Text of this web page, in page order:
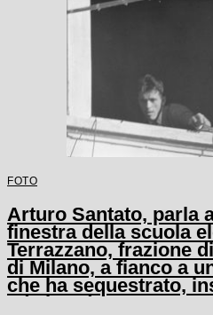
FOTO
Arturo Santato, parla
finestra della scuola
Terrazzano, frazione
di Milano, a fianco a
che ha sequestrato,
ad altre due maestre,